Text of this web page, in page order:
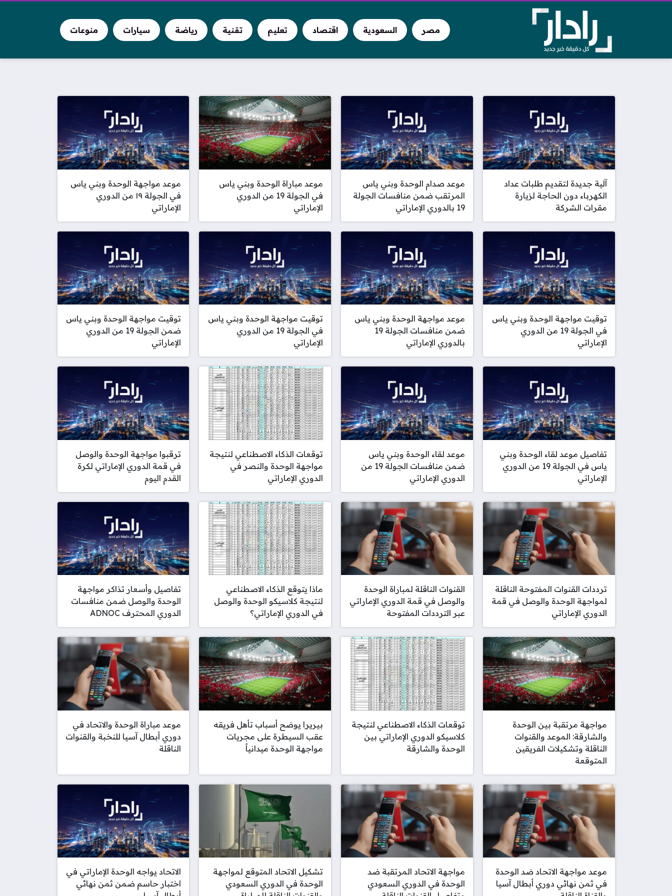
مصر السعودية اقتصاد تعليم تقنية رياضة سيارات منوعات
آلية جديدة لتقديم طلبات عداد
الكهرباء دون الحاجة لزيارة
مقرات الشركة
موعد صدام الوحدة وبني ياس
المرتقب ضمن منافسات الجولة
19 بالدوري الإماراتي
موعد مباراة الوحدة وبني ياس
في الجولة 19 من الدوري
الإماراتي
موعد مواجهة الوحدة وبني ياس
في الجولة ١٩ من الدوري
الإماراتي
توقيت مواجهة الوحدة وبني ياس
في الجولة 19 من الدوري
الإماراتي
موعد مواجهة الوحدة وبني ياس
ضمن منافسات الجولة 19
بالدوري الإماراتي
توقيت مواجهة الوحدة وبني ياس
في الجولة 19 من الدوري
الإماراتي
توقيت مواجهة الوحدة وبني ياس
ضمن الجولة 19 من الدوري
الإماراتي
تفاصيل موعد لقاء الوحدة وبني
ياس في الجولة 19 من الدوري
الإماراتي
موعد لقاء الوحدة وبني ياس
ضمن منافسات الجولة 19 من
الدوري الإماراتي
توقعات الذكاء الاصطناعي لنتيجة
مواجهة الوحدة والنصر في
الدوري الإماراتي
ترقبوا مواجهة الوحدة والوصل
في قمة الدوري الإماراتي لكرة
القدم اليوم
ترددات القنوات المفتوحة الناقلة
لمواجهة الوحدة والوصل في قمة
الدوري الإماراتي
القنوات الناقلة لمباراة الوحدة
والوصل في قمة الدوري الإماراتي
عبر الترددات المفتوحة
ماذا يتوقع الذكاء الاصطناعي
لنتيجة كلاسيكو الوحدة والوصل
في الدوري الإماراتي؟
تفاصيل وأسعار تذاكر مواجهة
الوحدة والوصل ضمن منافسات
الدوري المحترف ADNOC
مواجهة مرتقبة بين الوحدة
والشارقة: الموعد والقنوات
الناقلة وتشكيلات الفريقين
المتوقعة
توقعات الذكاء الاصطناعي لنتيجة
كلاسيكو الدوري الإماراتي بين
الوحدة والشارقة
بيريرا يوضح أسباب تأهل فريقه
عقب السيطرة على مجريات
مواجهة الوحدة ميدانياً
موعد مباراة الوحدة والاتحاد في
دوري أبطال آسيا للنخبة والقنوات
الناقلة
موعد مواجهة الاتحاد ضد الوحدة
في ثمن نهائي دوري أبطال آسيا
مواجهة الاتحاد المرتقبة ضد
الوحدة في الدوري السعودي
تشكيل الاتحاد المتوقع لمواجهة
الوحدة في الدوري السعودي
الاتحاد يواجه الوحدة الإماراتي في
اختبار حاسم ضمن ثمن نهائي